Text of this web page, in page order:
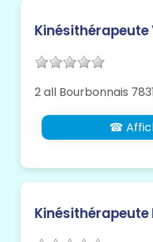
Kinésithérapeute
2 all Bourbonnais
☎
Kinésithérapeute